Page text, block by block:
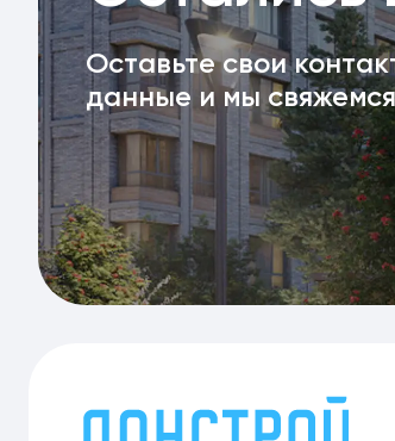
Оставьте свои
данные и мы